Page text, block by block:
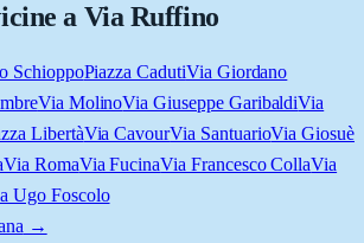
a Via Ruffino
SchioppoPiazza CadutiVia Giordano
Via MolinoVia Giuseppe GaribaldiVia
LibertàVia CavourVia SantuarioVia Giosuè
Via RomaVia FucinaVia Francesco CollaVia
Ugo Foscolo
→